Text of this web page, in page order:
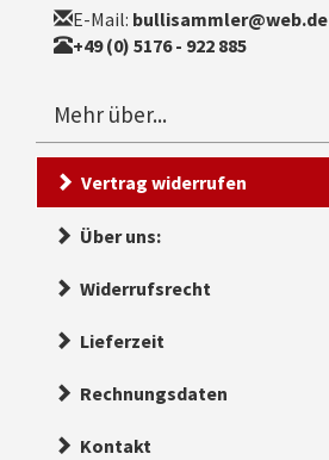
E-Mail: bullisammler@web.de
+49 (0) 5176 - 922 885
Mehr über...
Vertrag widerrufen
Über uns:
Widerrufsrecht
Lieferzeit
Rechnungsdaten
Kontakt